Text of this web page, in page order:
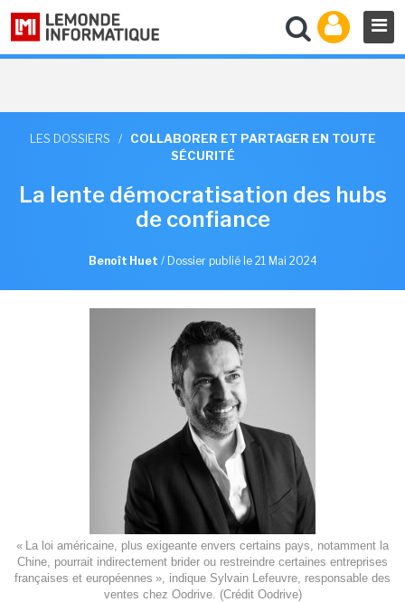
LES DOSSIERS /
COLLABORER ET PARTAGER EN TOUTE
SÉCURITÉ
La lente démocratisation des hubs
de confiance
Benoît Huet / Dossier publié le 21 Mai 2024
« La loi américaine, plus exigeante envers certains pays, notamment la
Chine, pourrait indirectement brider ou restreindre certaines entreprises
françaises et européennes », indique Sylvain Lefeuvre, responsable des
ventes chez Oodrive. (Crédit Oodrive)